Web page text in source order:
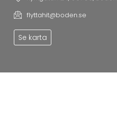
flyttahit@boden.se
Se karta